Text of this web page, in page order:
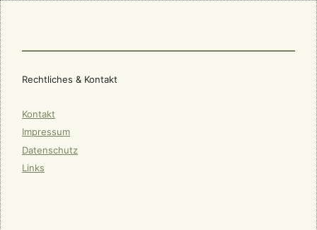
Rechtliches & Kontakt
Kontakt
Impressum
Datenschutz
Links